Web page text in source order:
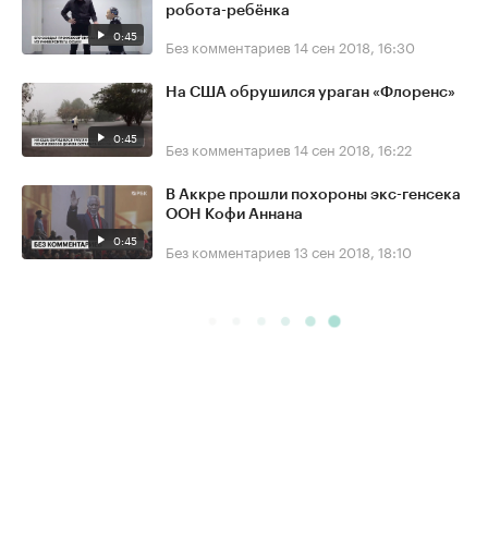
0:45
робота-ребёнка
Без комментариев 14 сен 2018, 16:30
0:45
На США обрушился ураган «Флоренс»
Без комментариев 14 сен 2018, 16:22
0:45
В Аккре прошли похороны экс-генсека
ООН Кофи Аннана
Без комментариев 13 сен 2018, 18:10